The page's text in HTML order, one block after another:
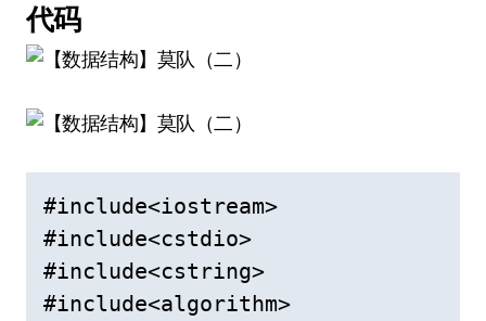
代码
#include<iostream>
#include<cstdio>
#include<cstring>
#include<algorithm>